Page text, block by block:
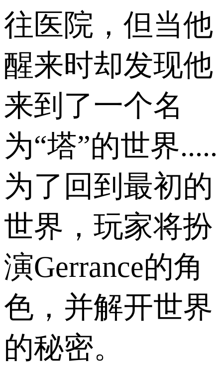
往医院，但当他
醒来时却发现他
来到了一个名
为“塔”的世界.....
为了回到最初的
世界，玩家将扮
演Gerrance的角
色，并解开世界
的秘密。